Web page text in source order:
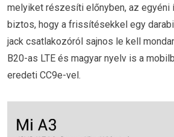
melyiket részesíti előnyben, az egyéni
biztos, hogy a frissítésekkel egy
jack csatlakozóról sajnos le kell
B20-as LTE és magyar nyelv is a
eredeti CC9e-vel.